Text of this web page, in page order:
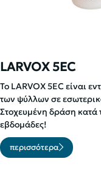
LARVOX 5EC
Το LARVOX 5EC είναι
των ψύλλων σε
Στοχευμένη δράση κατά
εβδομάδες!
περισσότερα